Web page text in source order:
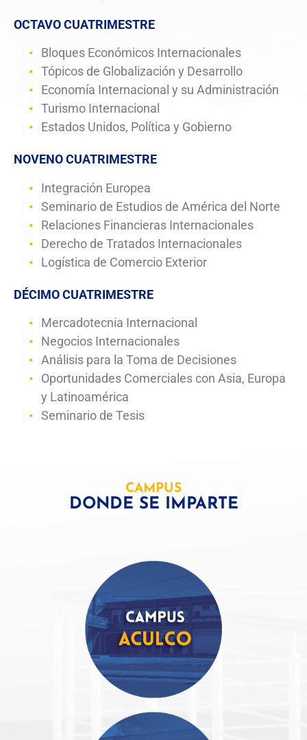
OCTAVO CUATRIMESTRE
Bloques Económicos Internacionales
Tópicos de Globalización y Desarrollo
Economía Internacional y su Administración
Turismo Internacional
Estados Unidos, Política y Gobierno
NOVENO CUATRIMESTRE
Integración Europea
Seminario de Estudios de América del Norte
Relaciones Financieras Internacionales
Derecho de Tratados Internacionales
Logística de Comercio Exterior
DÉCIMO CUATRIMESTRE
Mercadotecnia Internacional
Negocios Internacionales
Análisis para la Toma de Decisiones
Oportunidades Comerciales con Asia, Europa
y Latinoamérica
Seminario de Tesis
CAMPUS
DONDE SE IMPARTE